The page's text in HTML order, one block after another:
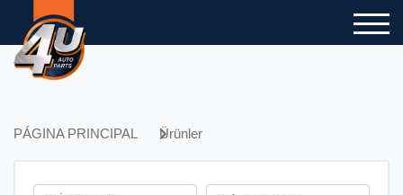
PÁGINA PRINCIPAL Ürünler